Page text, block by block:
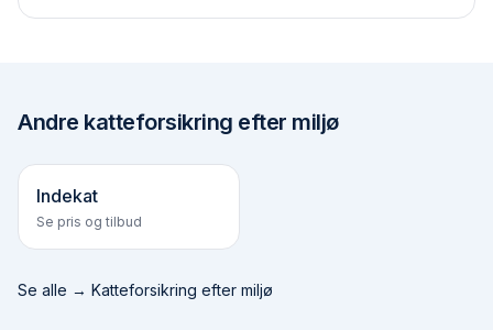
Andre katteforsikring efter miljø
Indekat
Se pris og tilbud
Se alle → Katteforsikring efter miljø